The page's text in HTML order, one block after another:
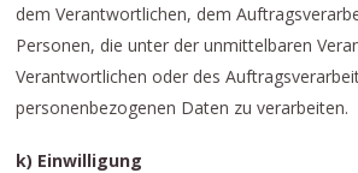
dem Verantwortlichen, dem
Personen, die unter der unmittelbaren
Verantwortlichen oder des
personenbezogenen Daten zu verarbeiten.
k) Einwilligung